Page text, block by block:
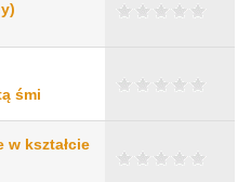
śmi
w kształcie